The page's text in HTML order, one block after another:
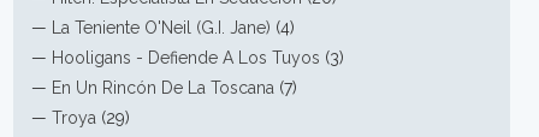
—
La Teniente O'Neil (G.I. Jane) (4)
— Hooligans - Defiende A Los Tuyos (3)
— En Un Rincón De La Toscana (7)
—Troya (29)